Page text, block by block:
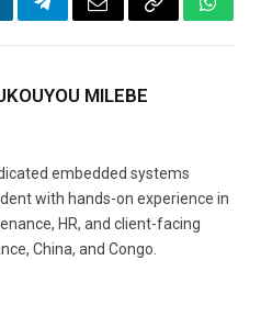
TelegramEmail Copy
MILEBE
embedded systems
with hands-on experience in
HR, and client-facing
China, and Congo.